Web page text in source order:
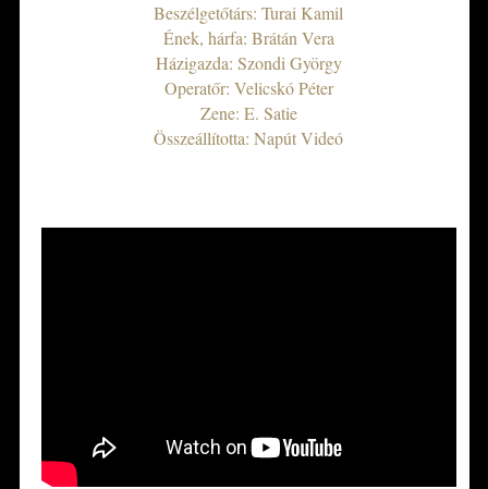
Beszélgetőtárs: Turai Kamil
Ének, hárfa: Brátán Vera
Házigazda: Szondi György
Operatőr: Velicskó Péter
Zene: E. Satie
Összeállította: Napút Videó